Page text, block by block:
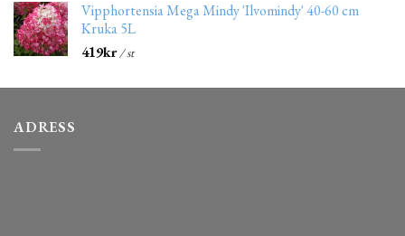
Vipphortensia Mega Mindy 'Ilvomindy' 40-60 cm
Kruka 5L
419kr/ st
ADRESS